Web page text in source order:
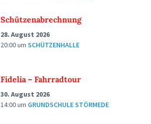
Schützenabrechnung
28. August 2026
20:00um SCHÜTZENHALLE
Fidelia – Fahrradtour
30. August 2026
14:00um GRUNDSCHULE STÖRMEDE